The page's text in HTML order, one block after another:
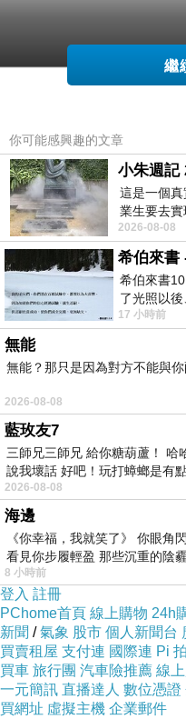
繼
你可能感興趣的文章
這是一個
業生要去
情況下，靠
2026-08-08
希伯來書
希伯來書
了光照以
面被毀謗、
17 小時前
無能
無能？那只是因為對方不能與你
2026-08-08
藍玫友7
三師兄三師兄 給你糖葫蘆！ 哈
說我壞話 好吧！玩打蟑螂是有
2026-08-08
海邊
《你幸福，我就笑了》 你眼角
看見你步履輕盈 那些沉重的陰
8 小時前
登入 註冊
PChome首頁 線上購物 24h
新聞 /氣象 股市 個人新聞台
買賣租屋 支付連 國際連 Pi
買車 旅行團 汽車險推薦 線
一元簡訊 直播達人 數位憑證
買網址 虛擬主機 企業郵件